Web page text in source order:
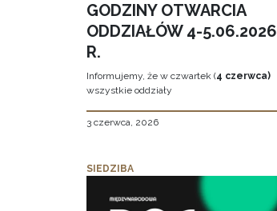
GODZINY OTWARCIA
ODDZIAŁÓW 4-5.06.2026
R.
Informujemy, że w czwartek (4 czerwca)
wszystkie oddziały
3 czerwca, 2026
SIEDZIBA